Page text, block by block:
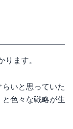
ます。
いと思っていた
色々な戦略が生